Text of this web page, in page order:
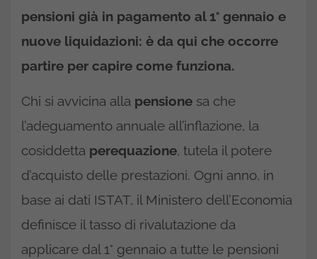
pensioni già in pagamento al 1° gennaio e
nuove liquidazioni: è da qui che occorre
partire per capire come funziona.
Chi si avvicina alla pensione sa che
l’adeguamento annuale all’inflazione, la
cosiddetta perequazione, tutela il potere
d’acquisto delle prestazioni. Ogni anno, in
base ai dati ISTAT, il Ministero dell’Economia
definisce il tasso di rivalutazione da
applicare dal 1° gennaio a tutte le pensioni